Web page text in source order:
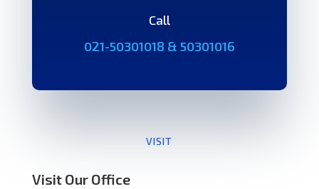
Call
021-50301018 & 50301016
VISIT
Visit Our Office